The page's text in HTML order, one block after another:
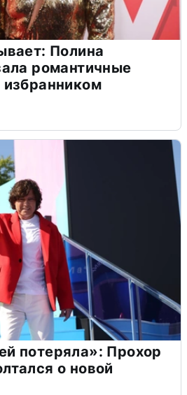
Полина
романтичные
потеряла»: Прохор
о новой